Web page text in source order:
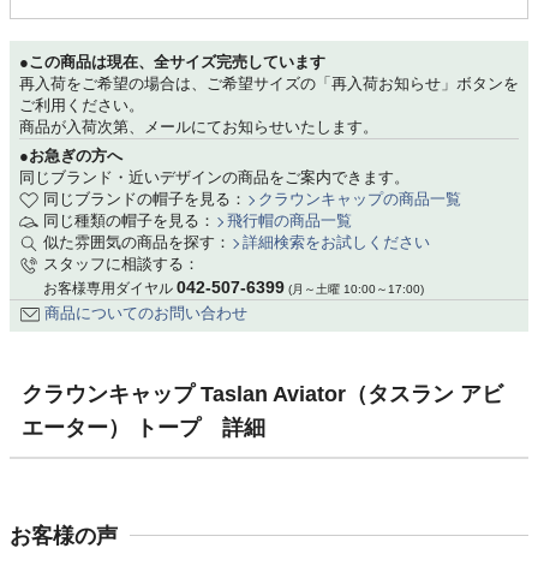
●この商品は現在、全サイズ完売しています
再入荷をご希望の場合は、ご希望サイズの「再入荷お知らせ」ボタンを
ご利用ください。
商品が入荷次第、メールにてお知らせいたします。
●お急ぎの方へ
同じブランド・近いデザインの商品をご案内できます。
同じブランドの帽子を見る：
クラウンキャップの商品一覧
同じ種類の帽子を見る：
飛行帽の商品一覧
似た雰囲気の商品を探す：
詳細検索をお試しください
スタッフに相談する：
お客様専用ダイヤル 042-507-6399 (月～土曜 10:00～17:00)
商品についてのお問い合わせ
クラウンキャップ Taslan Aviator（タスラン アビ
エーター） トープ 詳細
お客様の声